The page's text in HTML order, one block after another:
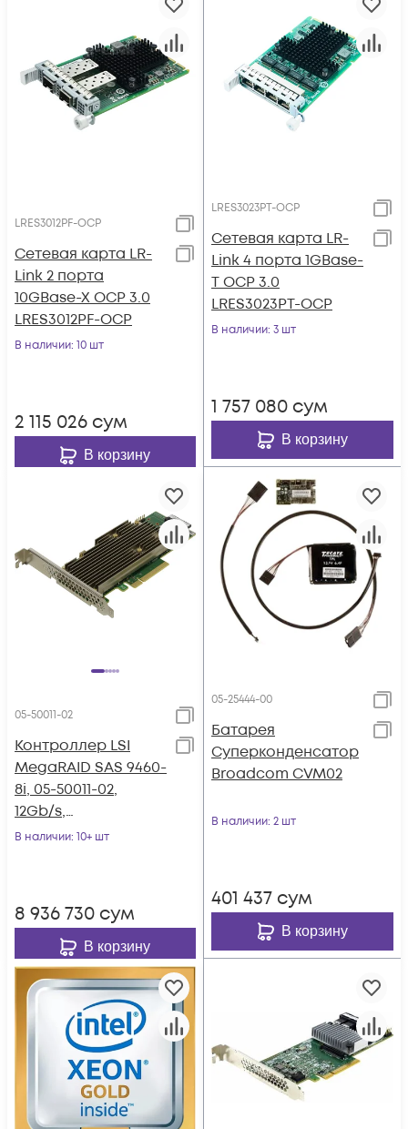
LRES3012PF-OCP
Сетевая карта LR-
Link 2 порта
10GBase-X OCP 3.0
LRES3012PF-OCP
В наличии: 10 шт
2 115 026 сум
В корзину
LRES3023PT-OCP
Сетевая карта LR-
Link 4 порта 1GBase-
T OCP 3.0
LRES3023PT-OCP
В наличии: 3 шт
1 757 080 сум
В корзину
05-50011-02
Контроллер LSI
MegaRAID SAS 9460-
8i, 05-50011-02,
12Gb/s,
SAS/SATA/NVMe 8-
В наличии: 10+ шт
8 936 730 сум
В корзину
05-25444-00
Батарея
Суперконденсатор
Broadcom CVM02
В наличии: 2 шт
401 437 сум
В корзину